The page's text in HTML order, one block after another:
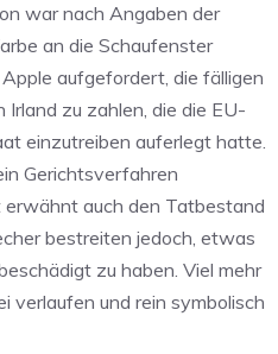
war nach Angaben der
an die Schaufenster
aufgefordert, die fälligen
Irland zu zahlen, die die EU-
einzutreiben auferlegt hatte.
Gerichtsverfahren
erwähnt auch den Tatbestand
bestreiten jedoch, etwas
zu haben. Viel mehr
verlaufen und rein symbolisch